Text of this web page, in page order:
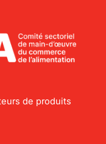
de produits